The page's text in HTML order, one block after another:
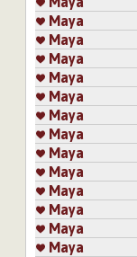
Maya
Maya
Maya
Maya
Maya
Maya
Maya
Maya
Maya
Maya
Maya
Maya
Maya